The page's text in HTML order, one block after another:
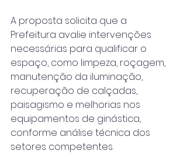
A proposta solicita que a
Prefeitura avalie intervenções
necessárias para qualificar o
espaço, como limpeza, roçagem,
manutenção da iluminação,
recuperação de calçadas,
paisagismo e melhorias nos
equipamentos de ginástica,
conforme análise técnica dos
setores competentes.